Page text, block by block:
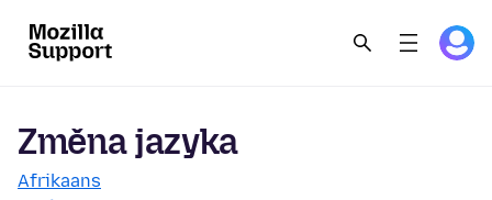
Změna jazyka
Afrikaans